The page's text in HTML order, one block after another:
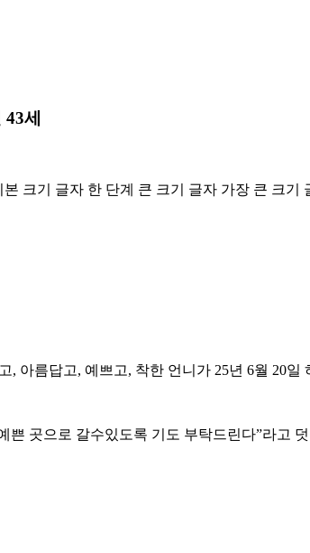
세
본 크기 글자 한 단계 큰 크기 글자 가장 큰 크기
, 아름답고, 예쁘고, 착한 언니가 25년 6월 20
쁜 곳으로 갈수있도록 기도 부탁드린다”라고